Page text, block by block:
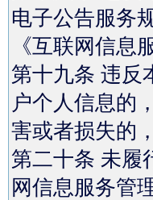
电子公告服务
《互联网信息
第十九条 违反
户个人信息的
害或者损失的
第二十条 未履
网信息服务管